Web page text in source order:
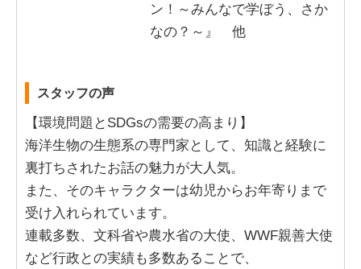
ン！～みんなで学ぼう、さか
なの？～』 他
スタッフの声
【環境問題とSDGsの需要の高まり】
海洋生物の生態系の専門家として、知識と経験に
裏打ちされたお話の魅力が大人気。
また、そのキャラクターは幼児からお年寄りまで
受け入れられています。
連載多数、文科省や農水省の大使、WWF親善大使
など行政との実績も多数あることで、